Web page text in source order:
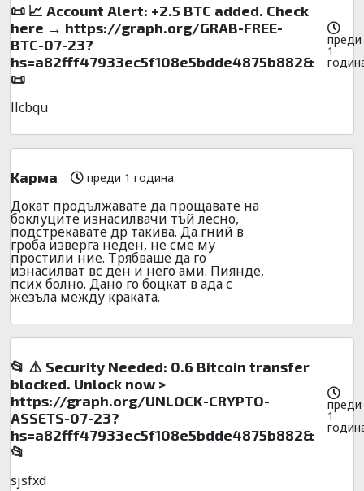
📜 📈 Account Alert: +2.5 BTC added. Check
here → https://graph.org/GRAB-FREE-
BTC-07-23?
hs=a82fff47933ec5f108e5bdde4875b882&
📜
преди
1
llcbqu
Карма преди 1 година
Докат продължавате да прощавате на
боклуците изнасилвачи тъй лесно,
подстрекавате др такива. Да гний в
гроба изверга неден, не сме му
простили ние. Трябваше да го
изнасилват вс ден и него ами. Пиянде,
псих болно. Дано го боцкат в ада с
жезъла между краката.
📂 ⚠️ Security Needed: 0.6 Bitcoin transfer
blocked. Unlock now >
https://graph.org/UNLOCK-CRYPTO-
ASSETS-07-23?
hs=a82fff47933ec5f108e5bdde4875b882&
📂
преди
1
sjsfxd